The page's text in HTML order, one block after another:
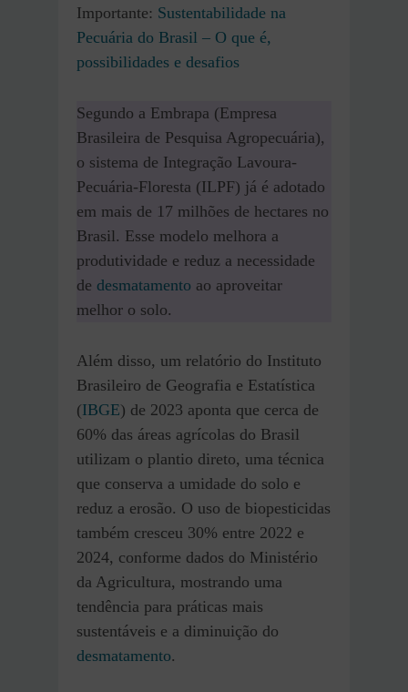
Importante: Sustentabilidade na
Pecuária do Brasil – O que é,
possibilidades e desafios
Segundo a Embrapa (Empresa
Brasileira de Pesquisa Agropecuária),
o sistema de Integração Lavoura-
Pecuária-Floresta (ILPF) já é adotado
em mais de 17 milhões de hectares no
Brasil. Esse modelo melhora a
produtividade e reduz a necessidade
de desmatamento ao aproveitar
melhor o solo.
Além disso, um relatório do Instituto
Brasileiro de Geografia e Estatística
(IBGE) de 2023 aponta que cerca de
60% das áreas agrícolas do Brasil
utilizam o plantio direto, uma técnica
que conserva a umidade do solo e
reduz a erosão. O uso de biopesticidas
também cresceu 30% entre 2022 e
2024, conforme dados do Ministério
da Agricultura, mostrando uma
tendência para práticas mais
sustentáveis e a diminuição do
desmatamento.